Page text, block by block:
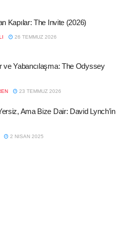
Kapılar: The Invite (2026)
26 TEMMUZ 2026
ve Yabancılaşma: The Odyssey
23 TEMMUZ 2026
Ama Bize Dair: David Lynch’in
2 NISAN 2025